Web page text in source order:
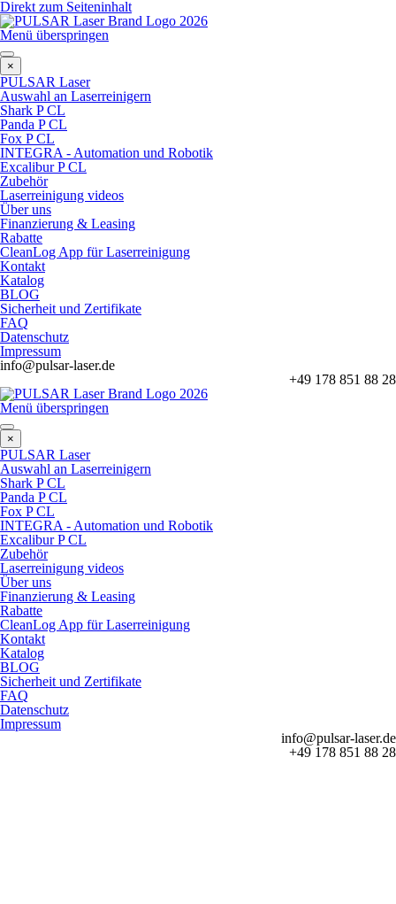
Direkt zum Seiteninhalt
Menü überspringen
×
PULSAR Laser
Auswahl an Laserreinigern
Shark P CL
Panda P CL
Fox P CL
INTEGRA - Automation und Robotik
Excalibur P CL
Zubehör
Laserreinigung videos
Über uns
Finanzierung & Leasing
Rabatte
CleanLog App für Laserreinigung
Kontakt
Katalog
BLOG
Sicherheit und Zertifikate
FAQ
Datenschutz
Impressum
info@pulsar-laser.de
+49 178 851 88 28
Menü überspringen
×
PULSAR Laser
Auswahl an Laserreinigern
Shark P CL
Panda P CL
Fox P CL
INTEGRA - Automation und Robotik
Excalibur P CL
Zubehör
Laserreinigung videos
Über uns
Finanzierung & Leasing
Rabatte
CleanLog App für Laserreinigung
Kontakt
Katalog
BLOG
Sicherheit und Zertifikate
FAQ
Datenschutz
Impressum
info@pulsar-laser.de
+49 178 851 88 28